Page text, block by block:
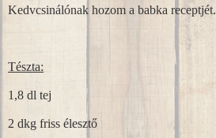
Kedvcsinálónak hozom a babka receptjét.
Tészta:
1,8 dl tej
2 dkg friss élesztő